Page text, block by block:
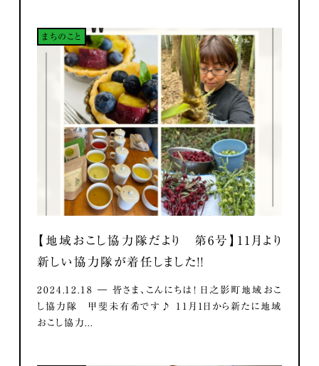
まちのこと
【地域おこし協力隊だより 第6号】11月より
新しい協力隊が着任しました！！
2024.12.18 ― 皆さま、こんにちは！ 日之影町地域おこ
し協力隊 甲斐未有希です♪ 11月1日から新たに地域
おこし協力...